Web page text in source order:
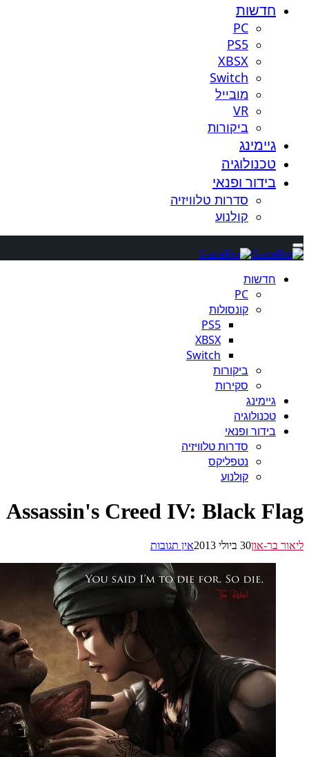
חדשות
PC
PS5
XBSX
Switch
מובייל
VR
ביקורות
גיימינג
טכנולוגיה
בידור ופנאי
סדרות טלוויזיה
קולנוע
חדשות
PC
קונסולות
PS5
XBSX
Switch
ביקורות
סקירות
גיימינג
טכנולוגיה
בידור ופנאי
סדרות טלוויזיה
נטפליקס
קולנוע
Assassin's Creed IV: Black Flag סרטון בכורה למולטיפלייר
ליאור בר-און30 ביולי 2013 אין תגובות